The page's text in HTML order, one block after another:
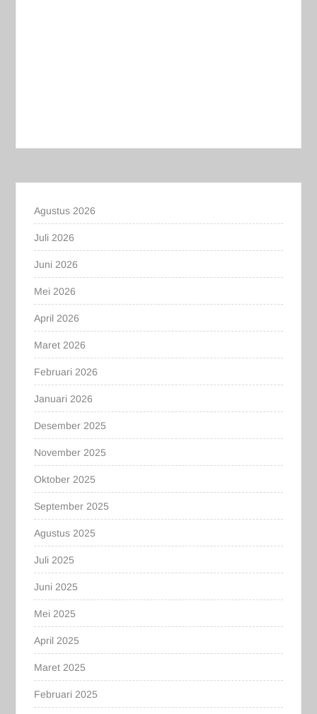
Agustus 2026
Juli 2026
Juni 2026
Mei 2026
April 2026
Maret 2026
Februari 2026
Januari 2026
Desember 2025
November 2025
Oktober 2025
September 2025
Agustus 2025
Juli 2025
Juni 2025
Mei 2025
April 2025
Maret 2025
Februari 2025